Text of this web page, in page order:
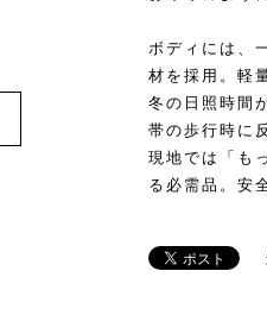
ボディには、
材を採用。軽
冬の日照時間
帯の歩行時に
現地では「も
る必需品。安